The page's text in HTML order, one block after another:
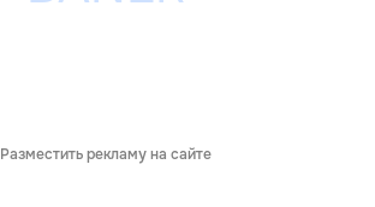
Разместить рекламу на сайте